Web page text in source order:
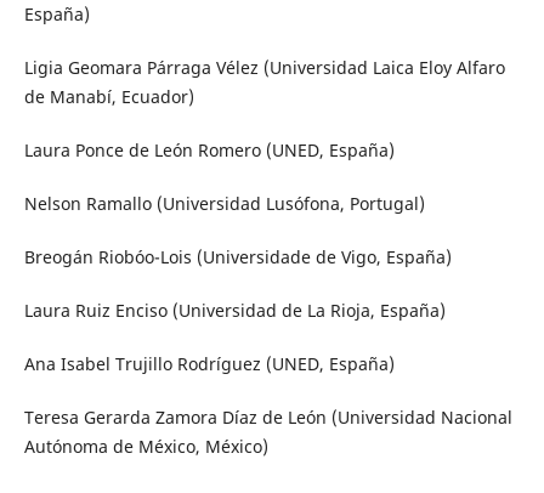
España)
Ligia Geomara Párraga Vélez (Universidad Laica Eloy Alfaro
de Manabí, Ecuador)
Laura Ponce de León Romero (UNED, España)
Nelson Ramallo (Universidad Lusófona, Portugal)
Breogán Riobóo-Lois (Universidade de Vigo, España)
Laura Ruiz Enciso (Universidad de La Rioja, España)
Ana Isabel Trujillo Rodríguez (UNED, España)
Teresa Gerarda Zamora Díaz de León (Universidad Nacional
Autónoma de México, México)